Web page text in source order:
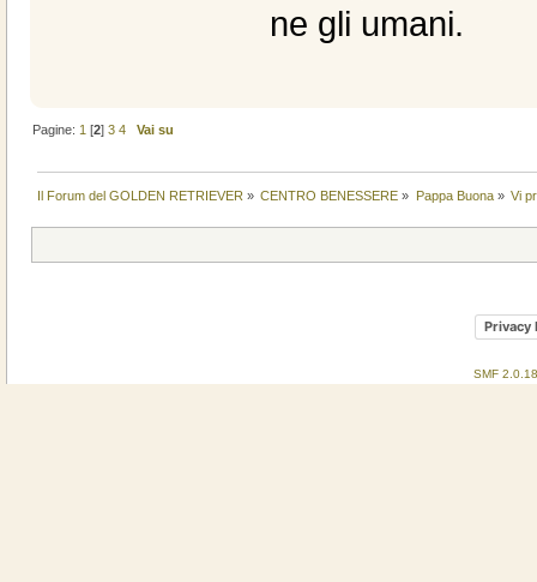
ne gli umani.
Pagine: 1 [2]3 4 Vai su
Il Forum del GOLDEN RETRIEVER » CENTRO BENESSERE » Pappa Buona» Vi
Privacy
SMF 2.0.18